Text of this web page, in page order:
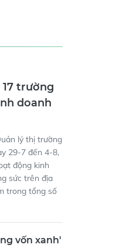
trường
doanh
lý thị trường
29-7 đến 4-8,
động kinh
sức trên địa
trong tổng số
vốn xanh'